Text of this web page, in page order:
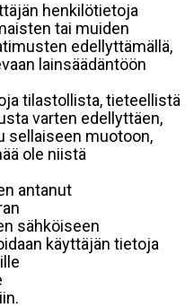
henkilötietoja
tai muiden
edellyttämällä,
lainsäädäntöön
tilastollista, tieteellistä
varten edellyttäen,
sellaiseen muotoon,
ole niistä
antanut
sähköiseen
käyttäjän tietoja